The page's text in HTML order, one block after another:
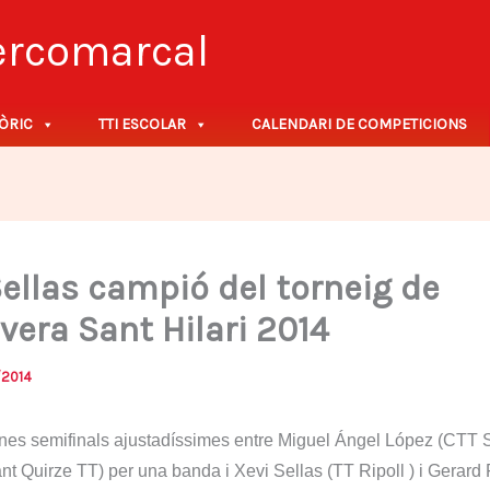
TTI ESCOLAR CALENDARI DE COMPETICIONS
campió del torneig de
Sant Hilari 2014
semifinals ajustadíssimes entre Miguel Ángel López (CTT
Quirze TT) per una banda i Xevi Sellas (TT Ripoll ) i Gerard